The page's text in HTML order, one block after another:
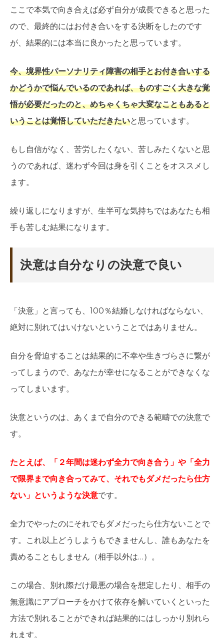
ここで本気で向き合えば必ず自分が成長できると思った
ので、最終的にはお付き合いをする決断をしたのです
が、結果的には本当に良かったと思っています。
今、境界性パーソナリティ障害の相手とお付き合いする
かどうかで悩んでいるのであれば、ものすごく大きな覚
悟が必要だったのと、めちゃくちゃ大変なこともあると
いうことは覚悟していただきたいと思っています。
もし自信がなく、苦労したくない、苦しみたくないと思
うのであれば、迷わず今回は身を引くことをオススメし
ます。
繰り返しになりますが、生半可な気持ちではあなたも相
手も苦しむ結果になります。
決意は自分なりの決意で良い
「決意」と言っても、100％結婚しなければならない、
絶対に別れてはいけないということではありません。
自分を脅迫することは結果的に不幸や生きづらさに繋が
ってしまうので、あなたが幸せになることができなくな
ってしまいます。
決意というのは、あくまで自分のできる範疇での決意で
す。
たとえば、「２年間は迷わず全力で向き合う」や「全力
で限界まで向き合ってみて、それでもダメだったら仕方
ない」というような決意です。
全力でやったのにそれでもダメだったら仕方ないことで
す。これ以上どうしようもできませんし、誰もあなたを
責めることもしません（相手以外は…）。
この場合、別れ際だけ最悪の場合を想定したり、相手の
無意識にアプローチをかけて依存を解いていくといった
方法で別れることができれば結果的にはしっかり別れら
れます。